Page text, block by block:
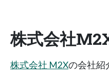
株式会社
株式会社 M2Xの会社紹